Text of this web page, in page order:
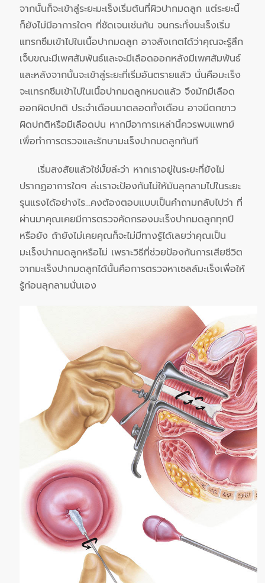
จากนั้นก็จะเข้าสู่ระยะมะเร็งเริ่มต้นที่ผิวปากมดลูก แต่ระยะนี้
ก็ยังไม่มีอาการใดๆ ที่ชัดเจนเช่นกัน จนกระทั่งมะเร็งเริ่ม
แทรกซึมเข้าไปในเนื้อปากมดลูก อาจสังเกตได้ว่าคุณจะรู้สึก
เจ็บขณะมีเพศสัมพันธ์และจะมีเลือดออกหลังมีเพศสัมพันธ์
และหลังจากนั้นจะเข้าสู่ระยะที่เริ่มอันตรายแล้ว นั่นคือมะเร็ง
จะแทรกซึมเข้าไปในเนื้อปากมดลูกหมดแล้ว จึงมักมีเลือด
ออกผิดปกติ ประจำเดือนมาตลอดทั้งเดือน อาจมีตกขาว
ผิดปกติหรือมีเลือดปน หากมีอาการเหล่านี้ควรพบแพทย์
เพื่อทำการตรวจและรักษามะเร็งปากมดลูกทันที
เริ่มสงสัยแล้วใช่มั้ยล่ะว่า หากเราอยู่ในระยะที่ยังไม่
ปรากฏอาการใดๆ ล่ะเราจะป้องกันไม่ให้มันลุกลามไปในระยะ
รุนแรงได้อย่างไร…คงต้องตอบแบบเป็นคำถามกลับไปว่า ที่
ผ่านมาคุณเคยมีการตรวจคัดกรองมะเร็งปากมดลูกทุกปี
หรือยัง ถ้ายังไม่เคยคุณก็จะไม่มีทางรู้ได้เลยว่าคุณเป็น
มะเร็งปากมดลูกหรือไม่ เพราะวิธีที่ช่วยป้องกันการเสียชีวิต
จากมะเร็งปากมดลูกได้นั้นคือการตรวจหาเซลล์มะเร็งเพื่อให้
รู้ก่อนลุกลามนั่นเอง